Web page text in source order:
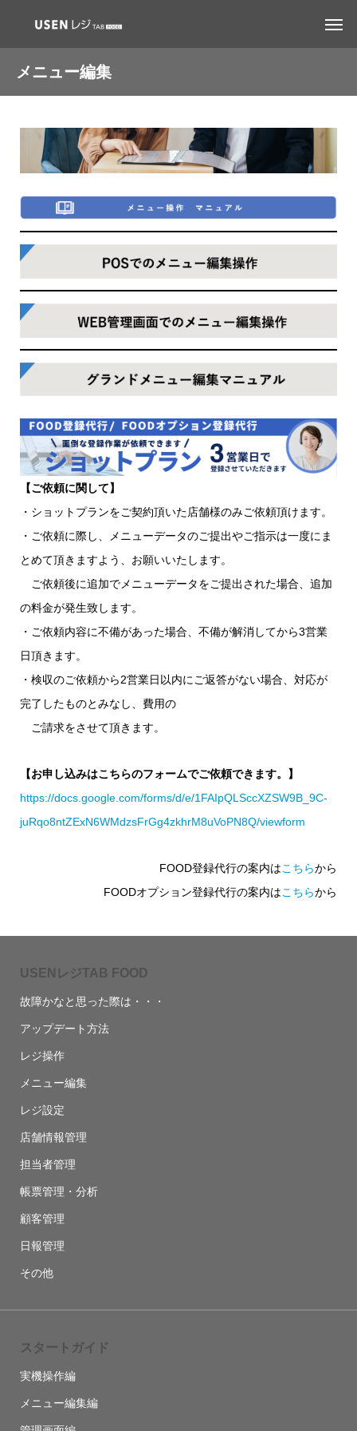
メニュー編集
【ご依頼に関して】
・ショットプランをご契約頂いた店舗様のみご依頼頂けます。
・ご依頼に際し、メニューデータのご提出やご指示は一度にま
とめて頂きますよう、お願いいたします。
ご依頼後に追加でメニューデータをご提出された場合、追加
の料金が発生致します。
・ご依頼内容に不備があった場合、不備が解消してから3営業
日頂きます。
・検収のご依頼から2営業日以内にご返答がない場合、対応が
完了したものとみなし、費用の
ご請求をさせて頂きます。
【お申し込みはこちらのフォームでご依頼できます。】
https://docs.google.com/forms/d/e/1FAIpQLSccXZSW9B_9C-
juRqo8ntZExN6WMdzsFrGg4zkhrM8uVoPN8Q/viewform
FOOD登録代行の案内はこちらから
FOODオプション登録代行の案内はこちらから
USENレジTAB FOOD
故障かなと思った際は・・・
アップデート方法
レジ操作
メニュー編集
レジ設定
店舗情報管理
担当者管理
帳票管理・分析
顧客管理
日報管理
その他
スタートガイド
実機操作編
メニュー編集編